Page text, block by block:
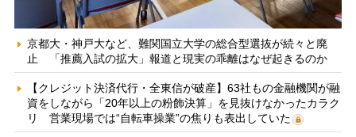
京都大・神戸大など、難関国立大学の総合型選抜が続々と廃
止 「推薦入試の拡大」報道と現実の乖離はなぜ起きるのか
【クレジット決済代行・全東信が破産】63社もの金融機関が融
資をしながら「20年以上の粉飾決算」を見抜けなかったカラク
リ 営業現場では“自転車操業”の焦りも表出していた